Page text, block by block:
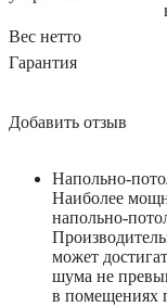
Вес нетто
Гарантия
Добавить отзыв
Напольно-
Наиболее
напольно-
может
шума не
в помещениях